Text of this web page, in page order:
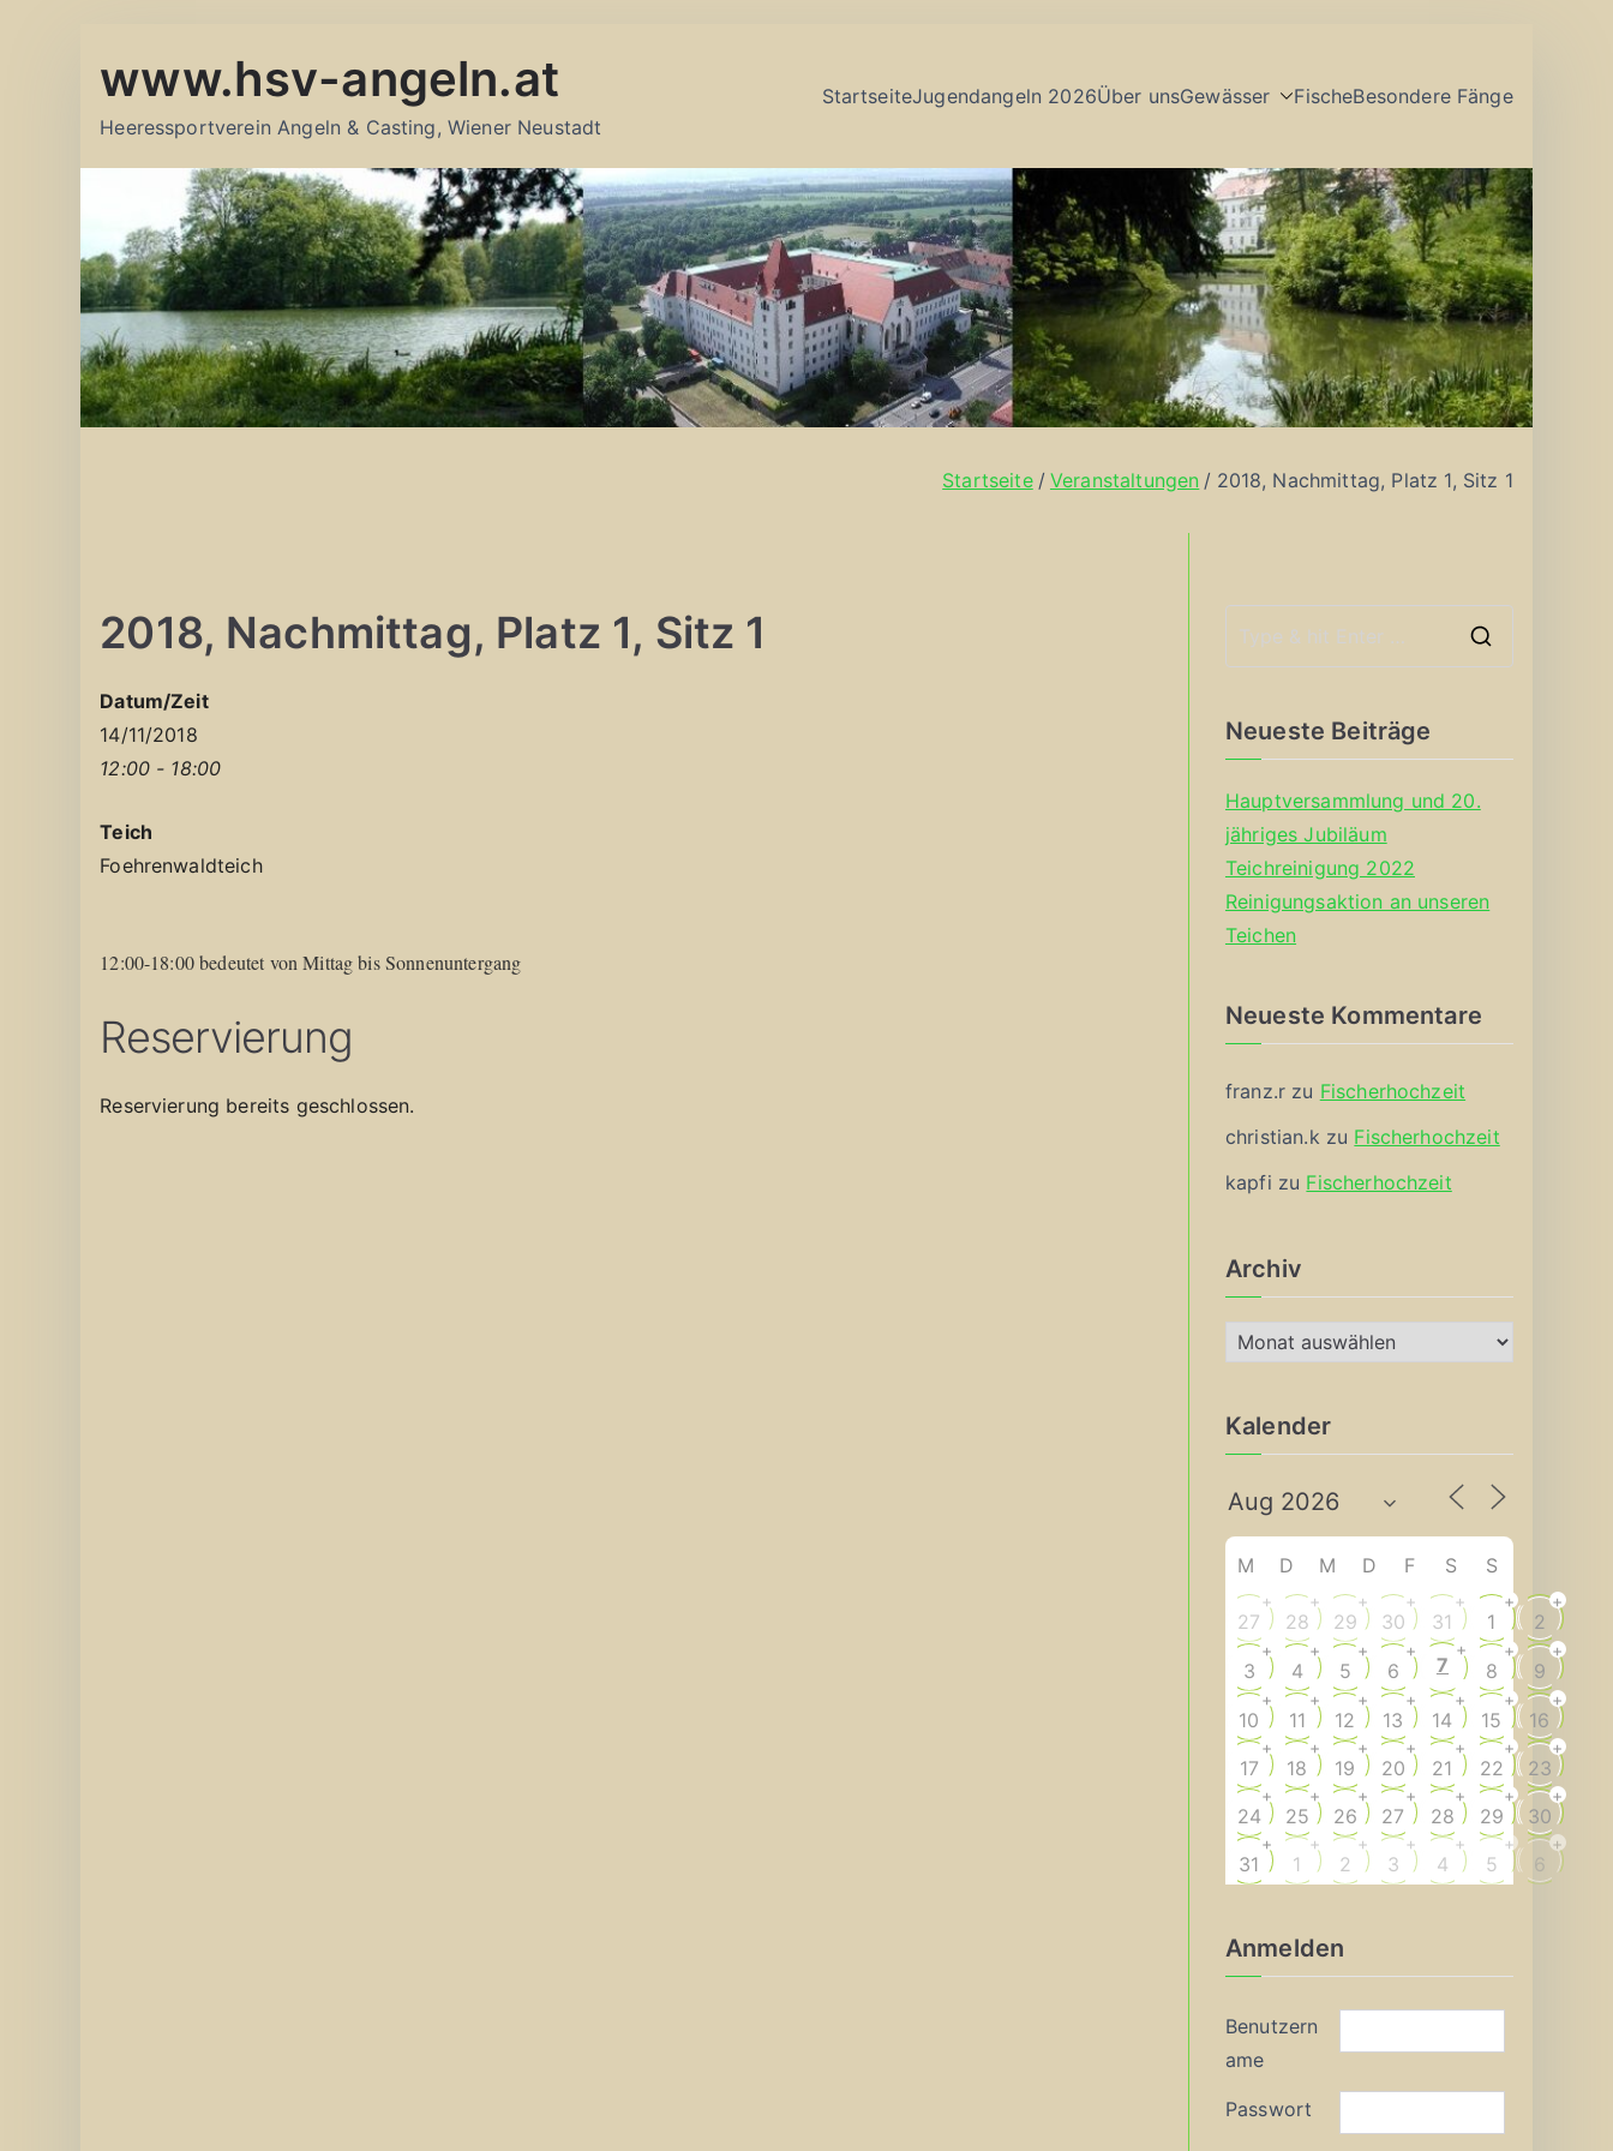
Inhalt
www.hsv-angeln.at
Heeressportverein Angeln & Casting, Wiener Neustadt
StartseiteJugendangeln 2026Über unsGewässer FischeBesondere Fänge
Startseite Veranstaltungen 2018, Nachmittag, Platz 1, Sitz 1
2018, Nachmittag, Platz 1, Sitz 1
Datum/Zeit
14/11/2018
12:00 - 18:00
Teich
Foehrenwaldteich
12:00-18:00 bedeutet von Mittag bis Sonnenuntergang
Reservierung
Reservierung bereits geschlossen.
Neueste Beiträge
Hauptversammlung und 20.
jähriges Jubiläum
Teichreinigung 2022
Reinigungsaktion an unseren
Teichen
Neueste Kommentare
franz.r zu Fischerhochzeit
christian.k zu Fischerhochzeit
kapfi zu Fischerhochzeit
Archiv
r
h
v
Kalender
M D M D F S S
27
+
28
+
29
+
30
+
31
+
1
+
2
+
3
+
4
+
5
+
6
+
7
+
8
+
9
+
10
+
11
+
12
+
13
+
14
+
15
+
16
+
17
+
18
+
19
+
20
+
21
+
22
+
23
+
24
+
25
+
26
+
27
+
28
+
29
+
30
+
31
+
1
+
2
+
3
+
4
+
5
+
6
+
Anmelden
Benutzern
ame
Passwort